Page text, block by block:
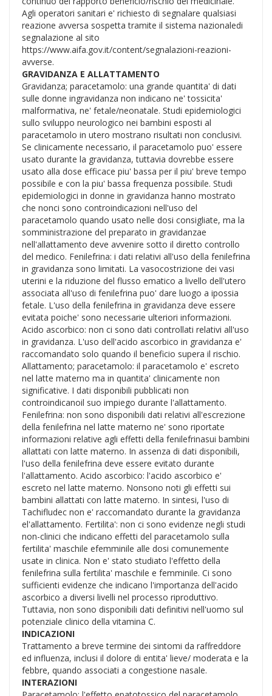
Agli operatori sanitari e' richiesto di segnalare qualsiasi
reazione avversa sospetta tramite il sistema nazionaledi
segnalazione al sito
https://www.aifa.gov.it/content/segnalazioni-reazioni-
avverse.
GRAVIDANZA E ALLATTAMENTO
Gravidanza; paracetamolo: una grande quantita' di dati
sulle donne ingravidanza non indicano ne' tossicita'
malformativa, ne' fetale/neonatale. Studi epidemiologici
sullo sviluppo neurologico nei bambini esposti al
paracetamolo in utero mostrano risultati non conclusivi.
Se clinicamente necessario, il paracetamolo puo' essere
usato durante la gravidanza, tuttavia dovrebbe essere
usato alla dose efficace piu' bassa per il piu' breve tempo
possibile e con la piu' bassa frequenza possibile. Studi
epidemiologici in donne in gravidanza hanno mostrato
che nonci sono controindicazioni nell'uso del
paracetamolo quando usato nelle dosi consigliate, ma la
somministrazione del preparato in gravidanzae
nell'allattamento deve avvenire sotto il diretto controllo
del medico. Fenilefrina: i dati relativi all'uso della fenilefrina
in gravidanza sono limitati. La vasocostrizione dei vasi
uterini e la riduzione del flusso ematico a livello dell'utero
associata all'uso di fenilefrina puo' dare luogo a ipossia
fetale. L'uso della fenilefrina in gravidanza deve essere
evitata poiche' sono necessarie ulteriori informazioni.
Acido ascorbico: non ci sono dati controllati relativi all'uso
in gravidanza. L'uso dell'acido ascorbico in gravidanza e'
raccomandato solo quando il beneficio supera il rischio.
Allattamento; paracetamolo: il paracetamolo e' escreto
nel latte materno ma in quantita' clinicamente non
significative. I dati disponibili pubblicati non
controindicanoil suo impiego durante l'allattamento.
Fenilefrina: non sono disponibili dati relativi all'escrezione
della fenilefrina nel latte materno ne' sono riportate
informazioni relative agli effetti della fenilefrinasui bambini
allattati con latte materno. In assenza di dati disponibili,
l'uso della fenilefrina deve essere evitato durante
l'allattamento. Acido ascorbico: l'acido ascorbico e'
escreto nel latte materno. Nonsono noti gli effetti sui
bambini allattati con latte materno. In sintesi, l'uso di
Tachifludec non e' raccomandato durante la gravidanza
el'allattamento. Fertilita': non ci sono evidenze negli studi
non-clinici che indicano effetti del paracetamolo sulla
fertilita' maschile efemminile alle dosi comunemente
usate in clinica. Non e' stato studiato l'effetto della
fenilefrina sulla fertilita' maschile e femminile. Ci sono
sufficienti evidenze che indicano l'importanza dell'acido
ascorbico a diversi livelli nel processo riproduttivo.
Tuttavia, non sono disponibili dati definitivi nell'uomo sul
potenziale clinico della vitamina C.
INDICAZIONI
Trattamento a breve termine dei sintomi da raffreddore
ed influenza, inclusi il dolore di entita' lieve/ moderata e la
febbre, quando associati a congestione nasale.
INTERAZIONI